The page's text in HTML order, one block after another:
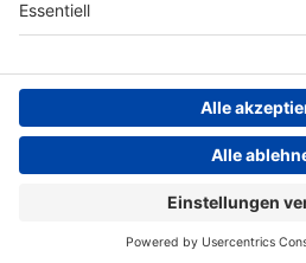
Datenschutz­erklärung
einstellungen
Persönliche Datenkontrolle
ANTENNE BAYERN Live